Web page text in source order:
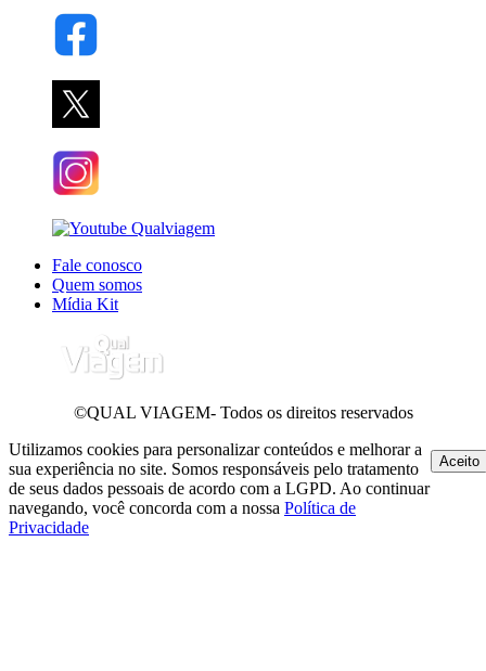
Fale conosco
Quem somos
Mídia Kit
©QUAL VIAGEM- Todos os direitos reservados
Utilizamos cookies para personalizar conteúdos e melhorar a
sua experiência no site. Somos responsáveis pelo tratamento
de seus dados pessoais de acordo com a LGPD. Ao continuar
navegando, você concorda com a nossa Política de
Privacidade
Aceito